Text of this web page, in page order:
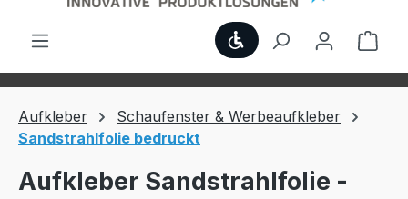
Werkzeugleiste
Aufkleber
Schaufenster & Werbeaufkleber
Sandstrahlfolie bedruckt
Aufkleber Sandstrahlfolie -